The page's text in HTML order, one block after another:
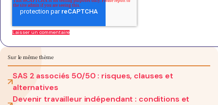
Sur le même thème
SAS 2 associés 50/50 : risques, clauses et
alternatives
Devenir travailleur indépendant : conditions et